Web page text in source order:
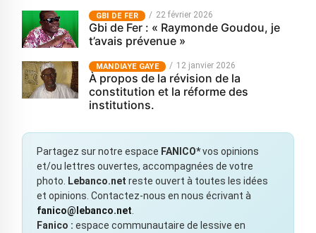
GBI DE FER 22 février 2026
Gbi de Fer : « Raymonde Goudou, je
t’avais prévenue »
MANDIAYE GAYE 12 janvier 2026
À propos de la révision de la
constitution et la réforme des
institutions.
Partagez sur notre espace FANICO*vos opinions
et/ou lettres ouvertes, accompagnées de votre
photo.
Lebanco.net reste ouvert à toutes les idées
et opinions. Contactez-nous en nous écrivant à
fanico@lebanco.net
Fanico : espace communautaire de lessive en